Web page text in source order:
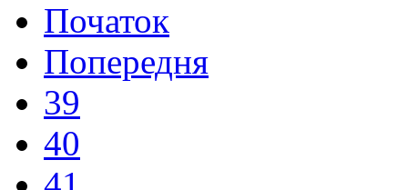
Початок
Попередня
39
40